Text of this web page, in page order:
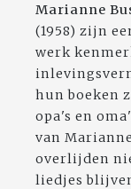
Marianne
(1958) zijn
werk
hun boeken
opa's en
van
overlijden
liedjes